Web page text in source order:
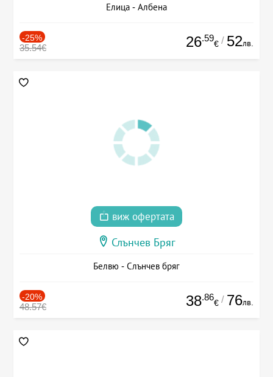
Елица - Албена
-25%
35.54€ 26.59
€ / 52лв.
виж офертата
Слънчев Бряг
Белвю - Слънчев бряг
-20%
48.57€ 38.86
€ / 76лв.